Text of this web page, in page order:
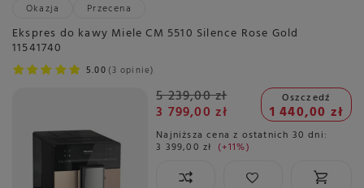
Okazja
Przecena
Ekspres do kawy Miele CM 5510 Silence Rose Gold
11541740
5.00 3 opinie
5 239,00 zł
3 799,00 zł
Oszczedź
1 440,00 zł
Najniższa cena z ostatnich 30 dni:
3 399,00 zł +11%